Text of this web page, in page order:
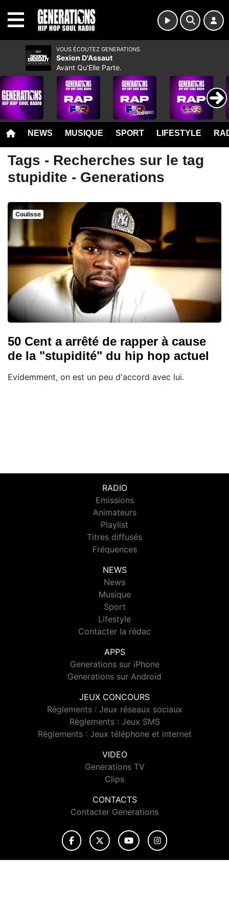
NEWS MUSIQUE SPORT LIFESTYLE
Tags - Recherches sur le tag
stupidite - Generations
Coulisse
50 Cent a arrêté de rapper à cause
de la "stupidité" du hip hop actuel
Evidemment, on est un peu d'accord avec lui.
RADIO
Emissions
Animateurs
Playlist
Titres diffusés
Fréquences
NEWS
News
Musique
Sport
Lifestyle
Contacter la rédac
APPS
Generations sur iPhone
Generations sur Android
JEUX CONCOURS
Règlements : Jeux réseaux sociaux
Règlements : Jeux SMS
Règlements : Jeux téléphone et internet
VIDEO
Generations TV
Clips
CONTACTS
Contacter Generations
VOUS ÉCOUTEZ GENERATIONS
Sexion D'Assaut
Avant Qu'Elle Parte.